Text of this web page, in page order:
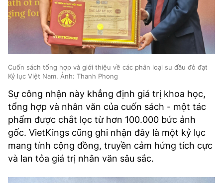
Cuốn sách tổng hợp và giới thiệu về các phân loại su đầu đỏ đạt
Kỷ lục Việt Nam. Ảnh: Thanh Phong
Sự công nhận này khẳng định giá trị khoa học,
tổng hợp và nhân văn của cuốn sách - một tác
phẩm được chắt lọc từ hơn 100.000 bức ảnh
gốc. VietKings cũng ghi nhận đây là một kỷ lục
mang tính cộng đồng, truyền cảm hứng tích cực
và lan tỏa giá trị nhân văn sâu sắc.